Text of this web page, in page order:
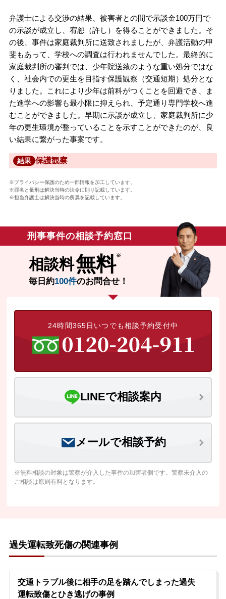
弁護士による交渉の結果、被害者との間で示談金100万円で
の示談が成立し、宥恕（許し）を得ることができました。そ
の後、事件は家庭裁判所に送致されましたが、弁護活動の甲
斐もあって、学校への調査は行われませんでした。最終的に
家庭裁判所の審判では、少年院送致のような重い処分ではな
く、社会内での更生を目指す保護観察（交通短期）処分とな
りました。これにより少年は前科がつくことを回避でき、ま
た進学への影響も最小限に抑えられ、予定通り専門学校へ進
むことができました。早期に示談が成立し、家庭裁判所に少
年の更生環境が整っていることを示すことができたのが、良
い結果に繋がった事案です。
結果 保護観察
※プライバシー保護のため一部情報を加工しています。
※罪名と量刑は解決当時の法令に則り記載しています。
※担当弁護士は解決当時の所属を記載しています。
刑事事件の相談予約窓口
相談料無料
毎日約100件のお問合せ！
24時間365日いつでも相談予約受付中
LINEで相談案内
メールで相談予約
※無料相談の対象は警察が介入した事件の加害者側です。警察未介入の
ご相談は原則有料となります。
過失運転致死傷の関連事例
交通トラブル後に相手の足を踏んでしまった過失
運転致傷とひき逃げの事例